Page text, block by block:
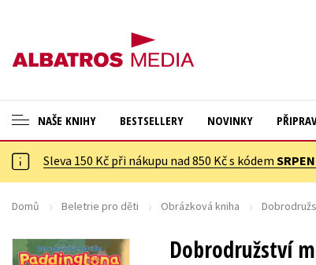
NAŠE KNIHY
ANGLICKÉ KNIHY -20 %
VÝPRODEJ -70 %
ASTERIX S DÁRKEM
Cestování
Dárkové publikace
Digitální fotografie
BESTSELLERY NOVINKY
Sleva 150 Kč při nákupu nad 850 Kč s kódem
Domů Beletrie pro děti Obrázková kniha
Dobrodružství